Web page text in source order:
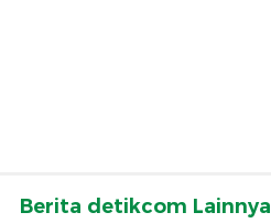
Berita detikcom Lainnya